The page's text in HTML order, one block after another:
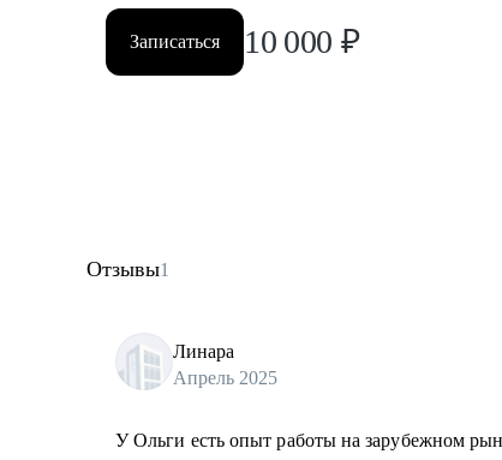
Записаться 10 000 ₽
Отзывы1
Линара
Апрель 2025
У Ольги есть опыт работы на зарубежном